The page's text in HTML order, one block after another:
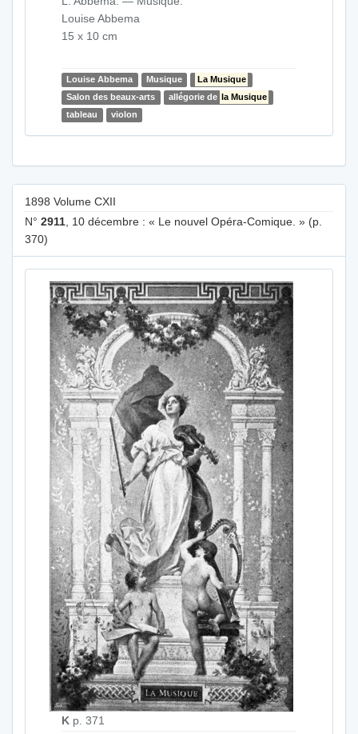
Louise Abbema
15 x 10 cm
Louise Abbema Musique
La Musique
Salon des beaux-arts
allégorie de
la Musique
tableau
violon
1898 Volume CXII
N° 2911, 10 décembre : « Le nouvel Opéra-Comique. » (p.
370)
K p. 371